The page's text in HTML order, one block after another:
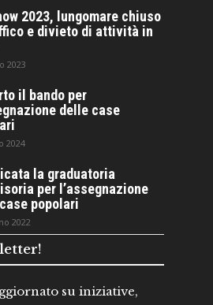
2023, lungomare chiuso
e divieto di attività in
2023
il bando per
delle case
2024
la graduatoria
per l’assegnazione
popolari
2022
su iniziative,